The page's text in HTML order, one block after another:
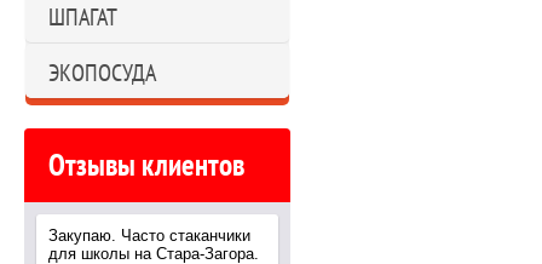
ШПАГАТ
ЭКОПОСУДА
Отзывы клиентов
Закупаю. Часто стаканчики
для школы на Стара-Загора.